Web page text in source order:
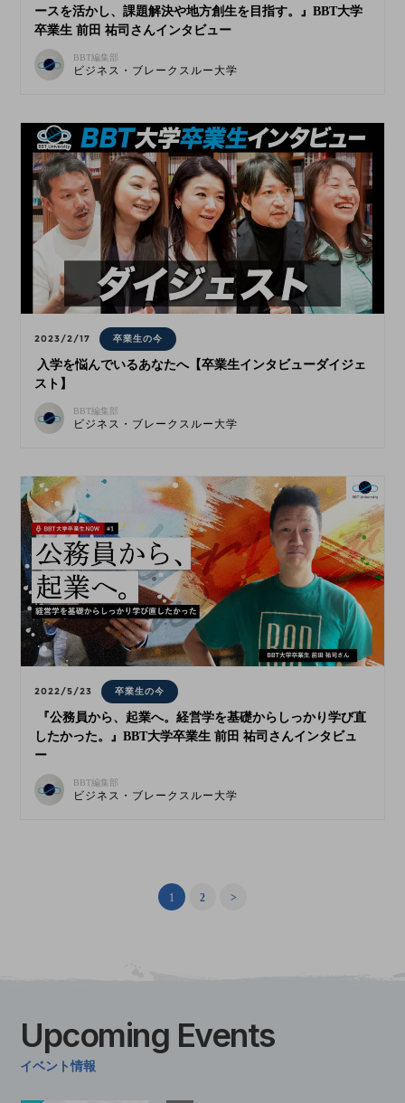
ースを活かし、課題解決や地方創生を目指す。』BBT大学
卒業生 前田 祐司さんインタビュー
BBT編集部
ビジネス・ブレークスルー大学
2023/2/17 卒業生の今
入学を悩んでいるあなたへ【卒業生インタビューダイジェ
スト】
BBT編集部
ビジネス・ブレークスルー大学
2022/5/23 卒業生の今
『公務員から、起業へ。経営学を基礎からしっかり学び直
したかった。』BBT大学卒業生 前田 祐司さんインタビュ
ー
BBT編集部
ビジネス・ブレークスルー大学
1 2 >
Upcoming Events
イベント情報